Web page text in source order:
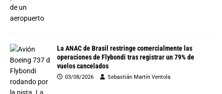
La ANAC de Brasil restringe comercialmente las
operaciones de Flybondi tras registrar un 79% de
vuelos cancelados
03/08/2026 Sebastián Martín Ventola